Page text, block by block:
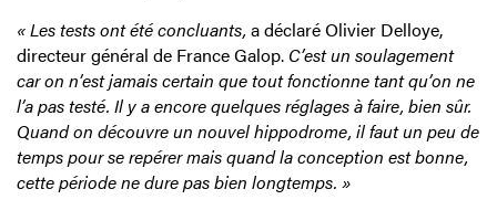
« Les tests ont été concluants, a déclaré Olivier Delloye,
directeur général de France Galop. C’est un soulagement
car on n’est jamais certain que tout fonctionne tant qu’on ne
l’a pas testé. Il y a encore quelques réglages à faire, bien sûr.
Quand on découvre un nouvel hippodrome, il faut un peu de
temps pour se repérer mais quand la conception est bonne,
cette période ne dure pas bien longtemps. »